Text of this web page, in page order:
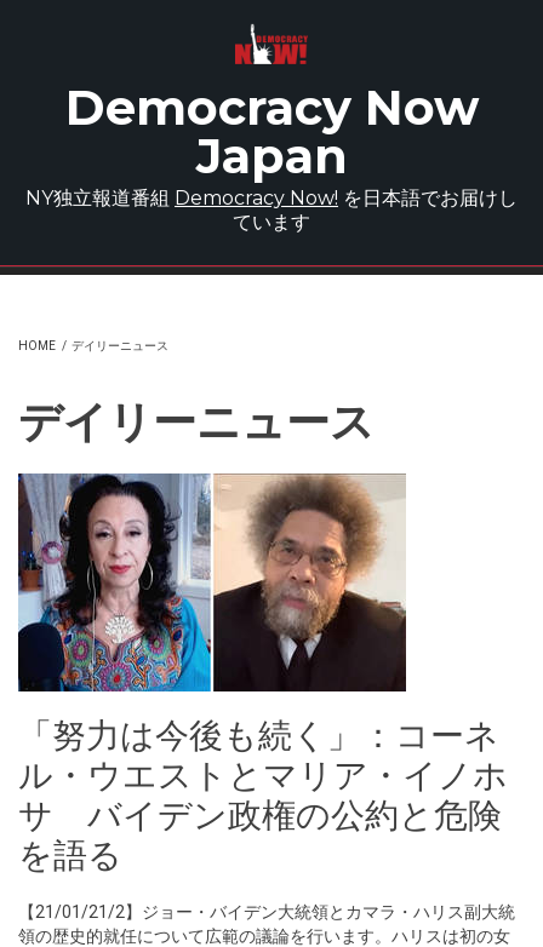
Democracy Now
Japan
NY独立報道番組 Democracy Now! を日本語でお届けし
ています
HOME / デイリーニュース
デイリーニュース
「努力は今後も続く」：コーネ
ル・ウエストとマリア・イノホ
サ バイデン政権の公約と危険
を語る
【21/01/21/2】ジョー・バイデン大統領とカマラ・ハリス副大統
領の歴史的就任について広範の議論を行います。ハリスは初の女